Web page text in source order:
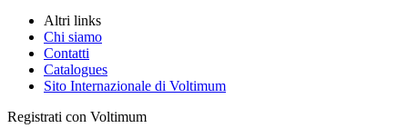
Altri links
Chi siamo
Contatti
Catalogues
Sito Internazionale di Voltimum
Registrati con Voltimum